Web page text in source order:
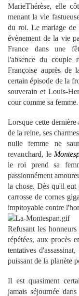
MarieThérèse, elle
menant la vie
du roi. Le mariage de
évènement de la vie
France dans une
l'absence du couple
Françoise auprès de
certain épisode de la
souverain et Louis-
cour comme sa femme.
Lorsque cette dernière
de la reine, ses
nulle femme ne
revanchard, le
le roi prend sa
passionnément
la chose. Dès qu'il eut
carrosse de cornes
impitoyable contre
Refusant les
répétées, aux procès
tentatives
puissant de la planète
Il est quasiment
jamais séjournée